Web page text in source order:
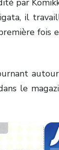
par
il
fois
le